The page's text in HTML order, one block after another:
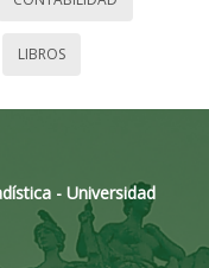
LIBROS
- Universidad